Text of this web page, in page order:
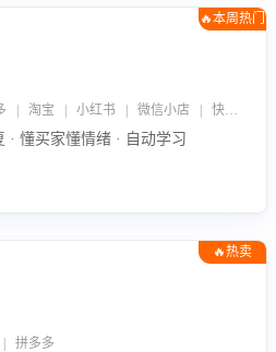
🔥本周热门
得物 | 京东 | 抖音 | 拼多多 | 淘宝 | 小红书 | 微信小店 | 快手 | 唯品会
· 懂买家懂情绪 · 自动学习
🔥热卖
拼多多